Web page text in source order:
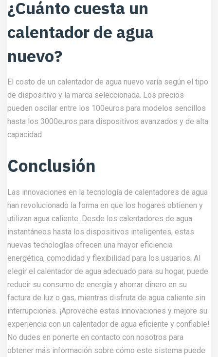
¿Cuánto cuesta un
calentador de agua
nuevo?
El costo de un calentador de agua nuevo varía según el tipo
de dispositivo y la marca seleccionada. Los precios
pueden oscilar entre los 100euros para modelos sencillos
hasta los 3000euros para dispositivos avanzados y de alta
capacidad.
Conclusión
Las innovaciones en la tecnología de calentadores de agua
han revolucionado la forma en que los hogares obtienen y
utilizan agua caliente. Desde los calentadores de agua
instantáneos hasta los dispositivos inteligentes, estas
nuevas tecnologías ofrecen una mayor eficiencia
energética, comodidad y flexibilidad para los usuarios. Al
elegir el calentador de agua adecuado para su hogar, puede
reducir su consumo de energía y ahorrar dinero en su
factura de luz o gas, mientras disfruta de agua caliente sin
interrupciones. ¡Aproveche estas innovaciones y mejore su
experiencia con un calentador de agua eficiente y confiable!
No dudes en ponerte en contacto con nosotros para
obtener más información sobre cómo este sistema puede